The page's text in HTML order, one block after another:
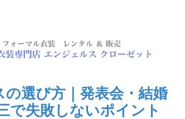
の選び方｜発表会・結婚
で失敗しないポイント